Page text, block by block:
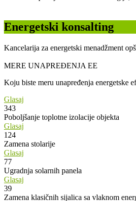
Energetski konsalting
Kancelarija za energetski menadžment
MERE UNAPREĐENJA EE
Koju biste meru unapređenja energetske
Glasaj
343
Poboljšanje toplotne izolacije objekta
Glasaj
124
Zamena stolarije
Glasaj
77
Ugradnja solarnih panela
Glasaj
39
Zamena klasičnih sijalica sa vlaknom